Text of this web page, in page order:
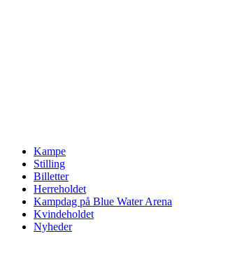
Kampe
Stilling
Billetter
Herreholdet
Kampdag på Blue Water Arena
Kvindeholdet
Nyheder